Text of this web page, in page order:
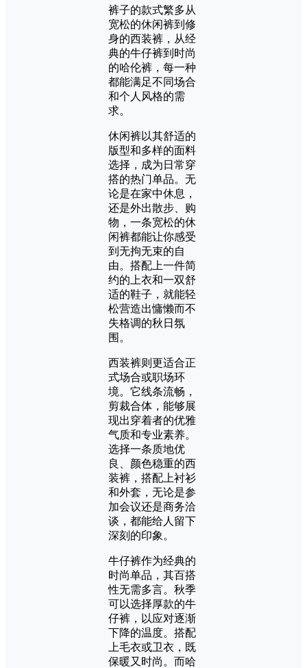
裤子的款式繁多从
宽松的休闲裤到修
身的西装裤，从经
典的牛仔裤到时尚
的哈伦裤，每一种
都能满足不同场合
和个人风格的需
求。
休闲裤以其舒适的
版型和多样的面料
选择，成为日常穿
搭的热门单品。无
论是在家中休息，
还是外出散步、购
物，一条宽松的休
闲裤都能让你感受
到无拘无束的自
由。搭配上一件简
约的上衣和一双舒
适的鞋子，就能轻
松营造出慵懒而不
失格调的秋日氛
围。
西装裤则更适合正
式场合或职场环
境。它线条流畅，
剪裁合体，能够展
现出穿着者的优雅
气质和专业素养。
选择一条质地优
良、颜色稳重的西
装裤，搭配上衬衫
和外套，无论是参
加会议还是商务洽
谈，都能给人留下
深刻的印象。
牛仔裤作为经典的
时尚单品，其百搭
性无需多言。秋季
可以选择厚款的牛
仔裤，以应对逐渐
下降的温度。搭配
上毛衣或卫衣，既
保暖又时尚。而哈